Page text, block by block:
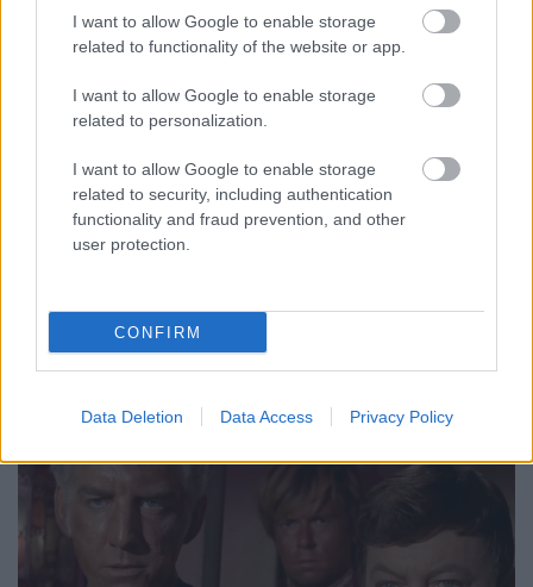
I want to allow Google to enable storage
related to functionality of the website or app.
I want to allow Google to enable storage
related to personalization.
I want to allow Google to enable storage
related to security, including authentication
functionality and fraud prevention, and other
user protection.
CONFIRM
Data Deletion Data Access Privacy Policy
Az Impulzus 121. adásában ’A tökéletes computer’
című epizódról beszélgettünk, melyben Enwright
Enterprise legénységét, Kirk pedig csak a helyszínen
kap magyarázatot a sürgető hívás okára: Dr.
kimagasló tudósa egy…